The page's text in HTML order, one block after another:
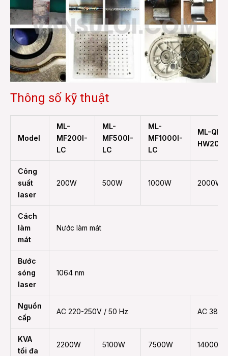
Thông số kỹ thuật
Model
ML-
MF200I-
LC
ML-
MF500I-
LC
ML-
MF1000I-
LC
ML-QF-
Công
suất
laser
200W 500W 1000W 2000W
Cách
làm
mát
Nước làm mát
Bước
sóng
laser
1064 nm
Nguồn
cấp
AC 220-250V / 50 Hz AC
KVA
tối đa
2200W 5100W 7500W 14000W